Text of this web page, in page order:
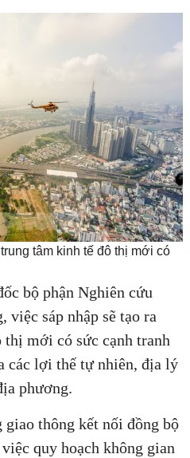
tâm kinh tế đô thị mới có
bộ phận Nghiên cứu
việc sáp nhập sẽ tạo ra
mới có sức cạnh tranh
các lợi thế tự nhiên, địa lý
phương.
thông kết nối đồng bộ
quy hoạch không gian